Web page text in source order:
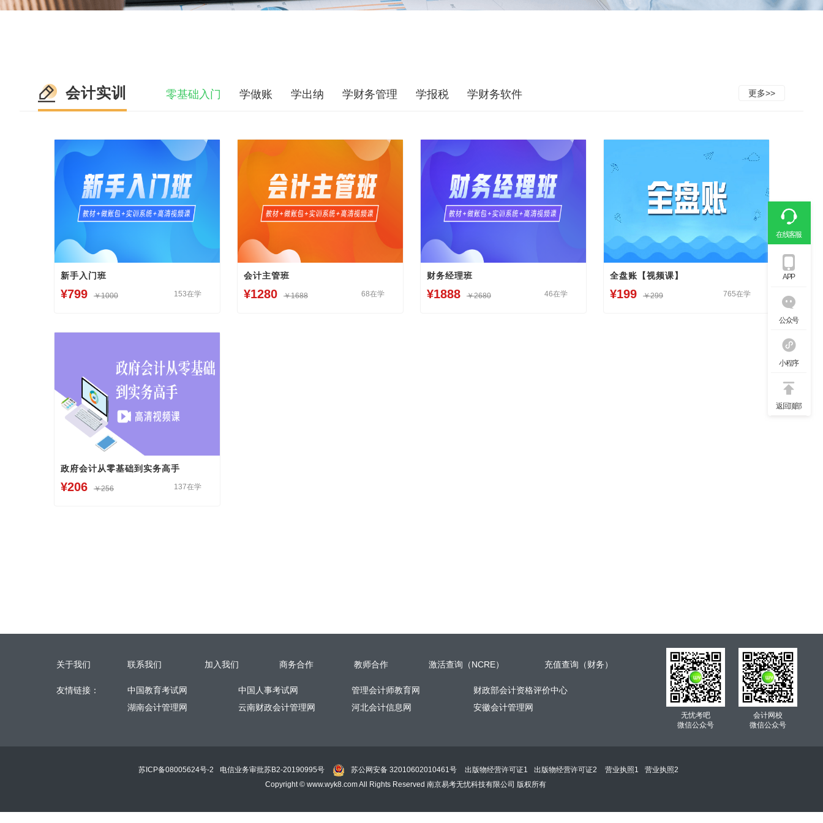
会计实训 零基础入门 学做账 学出纳 学财务管理 学报税 学财务软件 更多>>
新手入门班
¥799 ￥1000 153在学
会计主管班
¥1280 ￥1688 68在学
财务经理班
¥1888 ￥2680 46在学
全盘账【视频课】
¥199 ￥299 765在学
政府会计从零基础到实务高手
¥206 ￥256 137在学
关于我们 联系我们 加入我们 商务合作 教师合作 激活查询（NCRE） 充值查询（财务）
友情链接： 中国教育考试网 中国人事考试网 管理会计师教育网
财政部会计资格评价中心
湖南会计管理网
云南财政会计管理网 河北会计信息网 安徽会计管理网
无忧考吧
微信公众号
会计网校
微信公众号
苏ICP备08005624号-2 电信业务审批苏B2-20190995号 苏公网安备 32010602010461号 出版物经营许可证1 出版物经营许可证2 营业执照1
营业执照2
Copyright © www.wyk8.com All Rights Reserved 南京易考无忧科技有限公司 版权所有
在线客服
APP
公众号
小程序
返回顶部